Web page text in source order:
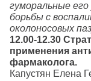
гуморальные
борьбы с
околоносовых
12.00-12.30
применения
фармаколога.
Капустян Елена